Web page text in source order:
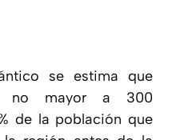
se estima que
no mayor a 300
de la población que